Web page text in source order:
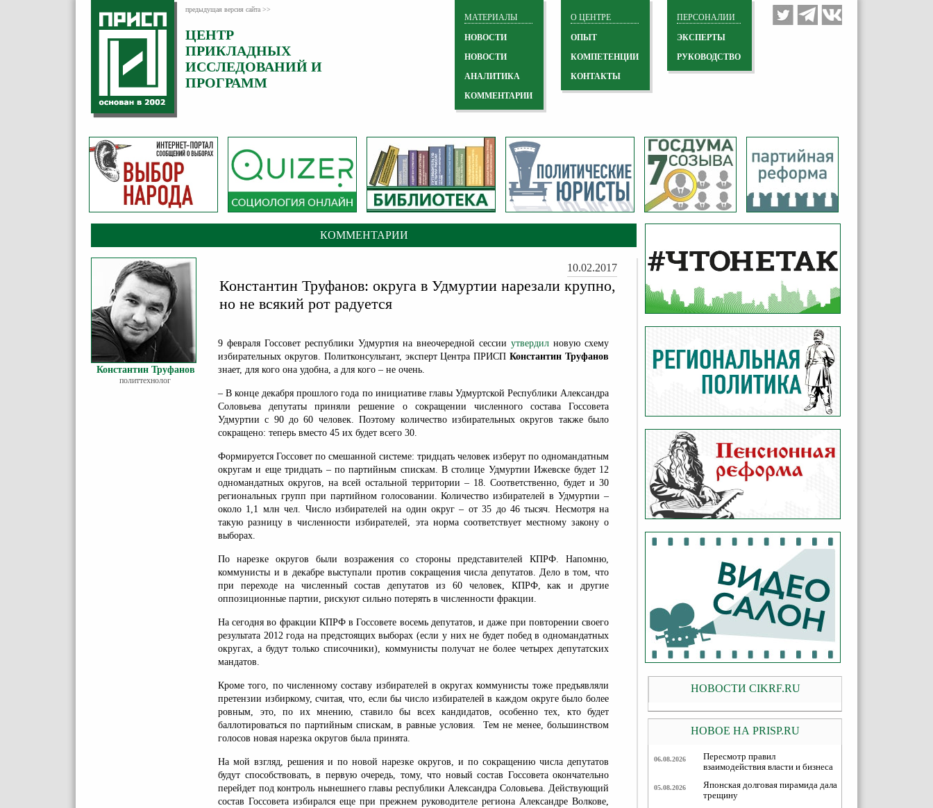
предыдущая версия сайта >>
ЦЕНТР
ПРИКЛАДНЫХ
ИССЛЕДОВАНИЙ И
ПРОГРАММ
ПЕРСОНАЛИИ
ЭКСПЕРТЫ
РУКОВОДСТВО
О ЦЕНТРЕ
ОПЫТ
КОМПЕТЕНЦИИ
КОНТАКТЫ
МАТЕРИАЛЫ
НОВОСТИ
НОВОСТИ
АНАЛИТИКА
КОММЕНТАРИИ
КОММЕНТАРИИ
Константин Труфанов
политтехнолог
10.02.2017
Константин Труфанов: округа в Удмуртии нарезали крупно,
но не всякий рот радуется
9 февраля Госсовет республики Удмуртия на внеочередной сессии утвердил новую схему
избирательных округов. Политконсультант, эксперт Центра ПРИСПКонстантин Труфанов
знает, для кого она удобна, а для кого – не очень.
– В конце декабря прошлого года по инициативе главы Удмуртской Республики Александра
Соловьева депутаты приняли решение о сокращении численного состава Госсовета
Удмуртии с 90 до 60 человек. Поэтому количество избирательных округов также было
сокращено: теперь вместо 45 их будет всего 30.
Формируется Госсовет по смешанной системе: тридцать человек изберут по одномандатным
округам и еще тридцать – по партийным спискам. В столице Удмуртии Ижевске будет 12
одномандатных округов, на всей остальной территории – 18. Соответственно, будет и 30
региональных групп при партийном голосовании. Количество избирателей в Удмуртии –
около 1,1 млн чел. Число избирателей на один округ – от 35 до 46 тысяч. Несмотря на
такую разницу в численности избирателей, эта норма соответствует местному закону о
выборах.
По нарезке округов были возражения со стороны представителей КПРФ. Напомню,
коммунисты и в декабре выступали против сокращения числа депутатов. Дело в том, что
при переходе на численный состав депутатов из 60 человек, КПРФ, как и другие
оппозиционные партии, рискуют сильно потерять в численности фракции.
На сегодня во фракции КПРФ в Госсовете восемь депутатов, и даже при повторении своего
результата 2012 года на предстоящих выборах (если у них не будет побед в одномандатных
округах, а будут только списочники), коммунисты получат не более четырех депутатских
мандатов.
Кроме того, по численному составу избирателей в округах коммунисты тоже предъявляли
претензии избиркому, считая, что, если бы число избирателей в каждом округе было более
ровным, это, по их мнению, ставило бы всех кандидатов, особенно тех, кто будет
баллотироваться по партийным спискам, в равные условия. Тем не менее, большинством
голосов новая нарезка округов была принята.
На мой взгляд, решения и по новой нарезке округов, и по сокращению числа депутатов
будут способствовать, в первую очередь, тому, что новый состав Госсовета окончательно
перейдет под контроль нынешнего главы республики Александра Соловьева. Действующий
состав Госсовета избирался еще при прежнем руководителе региона Александре Волкове,
НОВОСТИ CIKRF.RU
НОВОЕ НА PRISP.RU
06.08.2026
Пересмотр правил
взаимодействия власти и бизнеса
05.08.2026
Японская долговая пирамида дала
трещину